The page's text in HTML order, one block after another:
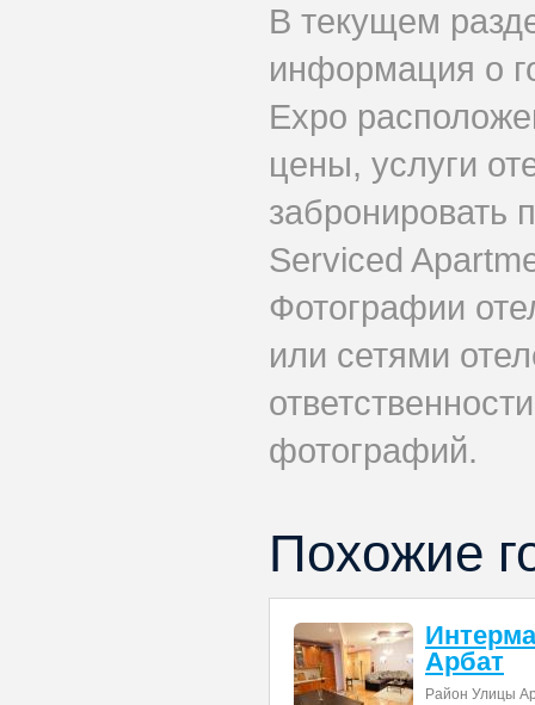
В текущем
информация о
Expo
цены, услуги
забронировать
Serviced
Фотографии
или сетями
фотографий.
Похожие
Арбат
Район Улицы